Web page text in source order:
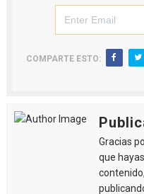
COMPARTE ESTO:
Gracias
que